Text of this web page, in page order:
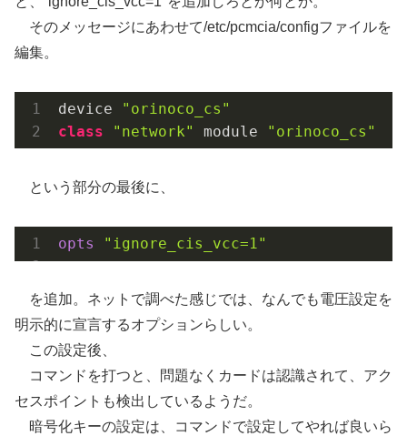
そのメッセージにあわせて/etc/pcmcia/configファイルを
編集。
device
"orinoco_cs"
class
"network" module "orinoco_cs"
という部分の最後に、
opts "ignore_cis_vcc=1"
を追加。ネットで調べた感じでは、なんでも電圧設定を
明示的に宣言するオプションらしい。
この設定後、
コマンドを打つと、問題なくカードは認識されて、アク
セスポイントも検出しているようだ。
暗号化キーの設定は、コマンドで設定してやれば良いら